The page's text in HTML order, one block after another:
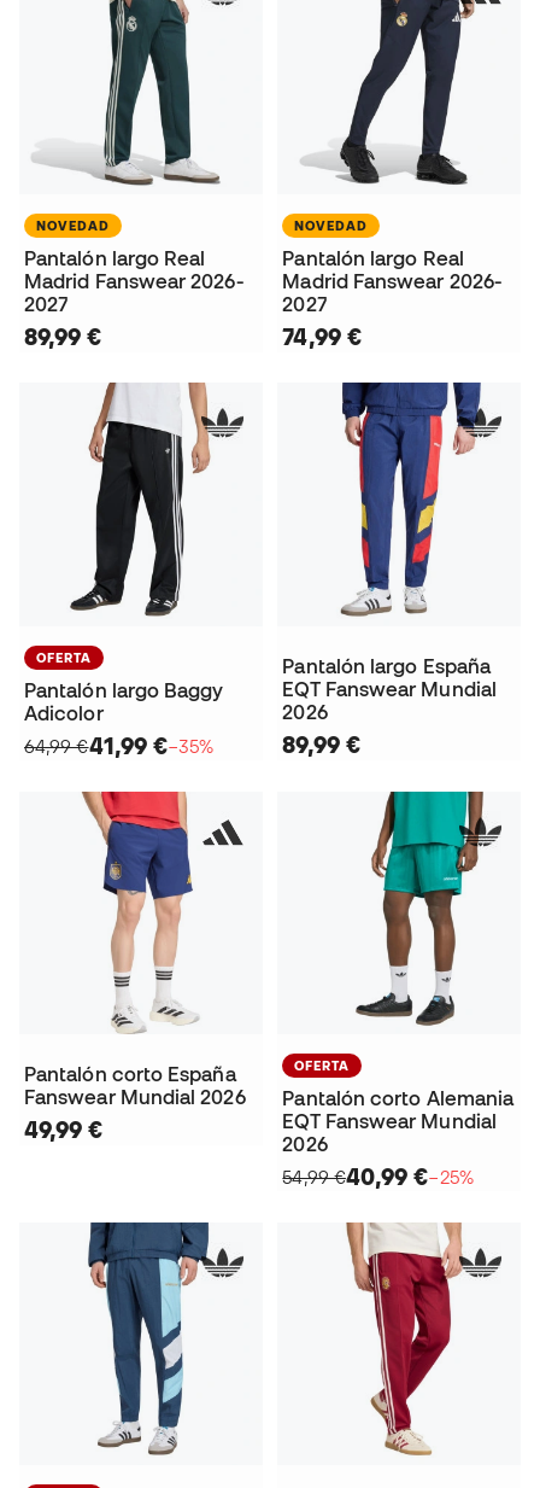
NOVEDAD
Pantalón largo Real
Madrid Fanswear 2026-
2027
89,99 €
NOVEDAD
Pantalón largo Real
Madrid Fanswear 2026-
2027
74,99 €
OFERTA
Pantalón largo Baggy
Adicolor
64,99 €41,99 €−35%
Pantalón largo España
EQT Fanswear Mundial
2026
89,99 €
Pantalón corto España
Fanswear Mundial 2026
49,99 €
OFERTA
Pantalón corto Alemania
EQT Fanswear Mundial
2026
54,99 €40,99 €−25%